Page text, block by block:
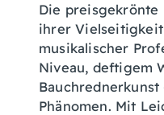
Die preisgekrönte
ihrer Vielseitigkeit
musikalischer
Niveau, deftigem
Phänomen. Mit